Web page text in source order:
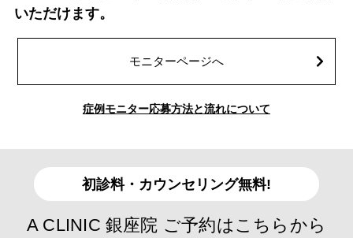
いただけます。
モニターページへ
症例モニター応募方法と流れについて
初診料・カウンセリング無料!
A CLINIC 銀座院 ご予約はこちらから